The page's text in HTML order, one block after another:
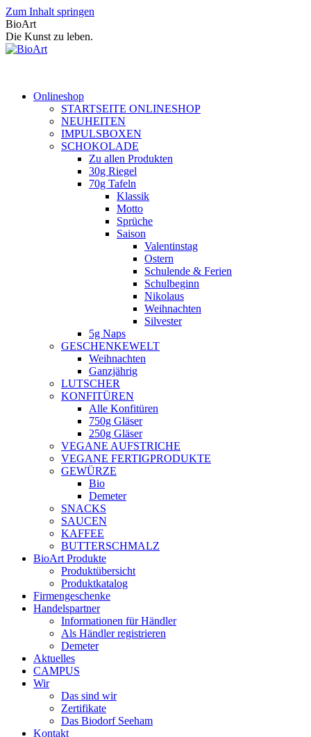
Zum Inhalt springen
BioArt
Die Kunst zu leben.
Onlineshop
STARTSEITE ONLINESHOP
NEUHEITEN
IMPULSBOXEN
SCHOKOLADE
Zu allen Produkten
30g Riegel
70g Tafeln
Klassik
Motto
Sprüche
Saison
Valentinstag
Ostern
Schulende & Ferien
Schulbeginn
Nikolaus
Weihnachten
Silvester
5g Naps
GESCHENKEWELT
Weihnachten
Ganzjährig
LUTSCHER
KONFITÜREN
Alle Konfitüren
750g Gläser
250g Gläser
VEGANE AUFSTRICHE
VEGANE FERTIGPRODUKTE
GEWÜRZE
Bio
Demeter
SNACKS
SAUCEN
KAFFEE
BUTTERSCHMALZ
BioArt Produkte
Produktübersicht
Produktkatalog
Firmengeschenke
Handelspartner
Informationen für Händler
Als Händler registrieren
Demeter
Aktuelles
CAMPUS
Wir
Das sind wir
Zertifikate
Das Biodorf Seeham
Kontakt